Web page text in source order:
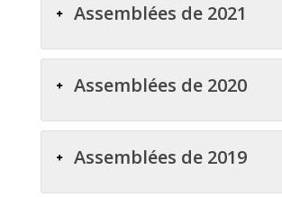
Assemblées de 2021
Assemblées de 2020
Assemblées de 2019